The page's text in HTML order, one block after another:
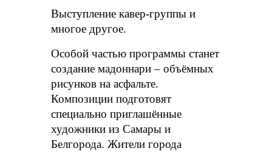
Выступление кавер-группы и
многое другое.
Особой частью программы станет
создание мадоннари – объёмных
рисунков на асфальте.
Композиции подготовят
специально приглашённые
художники из Самары и
Белгорода. Жители города